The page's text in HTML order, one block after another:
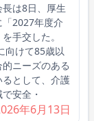
は8日、厚生
2027年度介
を手交した。
向けて85歳以
ニーズのある
として、介護
安全・
年6月13日